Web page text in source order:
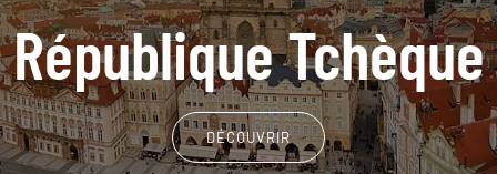
République Tchèque
DÉCOUVRIR